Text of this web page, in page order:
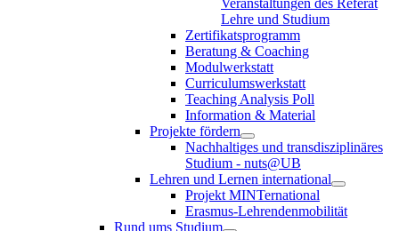
Lehre und Studium
Zertifikatsprogramm
Beratung & Coaching
Modulwerkstatt
Curriculumswerkstatt
Teaching Analysis Poll
Information & Material
Projekte fördern
Nachhaltiges und transdisziplinäres
Studium - nuts@UB
Lehren und Lernen international
Projekt MINTernational
Erasmus-Lehrendenmobilität
Rund ums Studium